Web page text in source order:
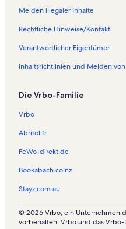
Melden illegaler Inhalte
Rechtliche Hinweise/Kontakt
Verantwortlicher Eigentümer
Inhaltsrichtlinien und Melden
Die Vrbo-Familie
Vrbo
Abritel.fr
FeWo-direkt.de
Bookabach.co.nz
Stayz.com.au
© 2026 Vrbo, ein Unternehmen
vorbehalten. Vrbo und das